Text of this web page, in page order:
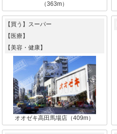
（363m）
【買う】スーパー
【医療】
【美容・健康】
オオゼキ高田馬場店（409m）